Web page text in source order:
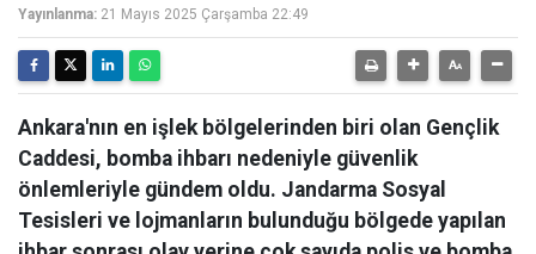
Yayınlanma: 21 Mayıs 2025 Çarşamba 22:49
Ankara'nın en işlek bölgelerinden biri olan Gençlik
Caddesi, bomba ihbarı nedeniyle güvenlik
önlemleriyle gündem oldu. Jandarma Sosyal
Tesisleri ve lojmanların bulunduğu bölgede yapılan